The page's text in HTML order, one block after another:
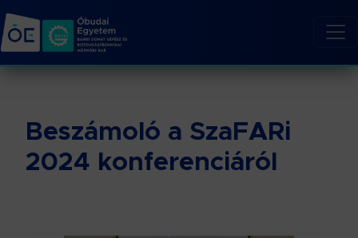
Beszámoló a SzaFARi
2024 konferenciáról